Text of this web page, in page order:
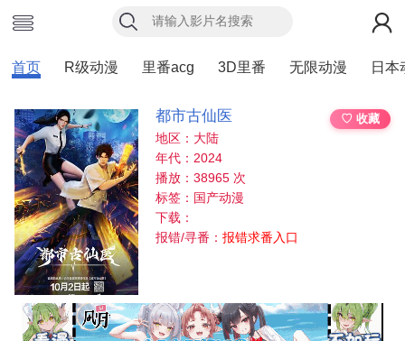
首页 R级动漫 里番acg 3D里番 无限动漫 日本
都市古仙医
♡ 收藏
地区：大陆
年代：2024
播放：38965 次
标签：国产动漫
下载：
报错/寻番：报错求番入口